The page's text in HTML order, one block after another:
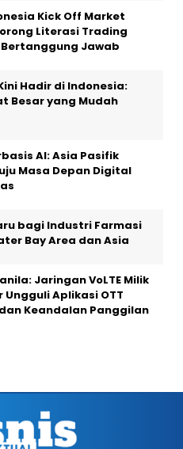
Kick Off Market
Literasi Trading
Jawab
Hadir di Indonesia:
Besar yang Mudah
AI: Asia Pasifik
Masa Depan Digital
bagi Industri Farmasi
Bay Area dan Asia
Jaringan VoLTE Milik
Aplikasi OTT
Keandalan Panggilan